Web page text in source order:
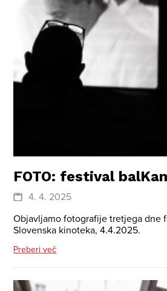
FOTO: festival
4. 4. 2025
Objavljamo fotografije tretjega dne
Slovenska kinoteka, 4.4.2025.
Preberi več